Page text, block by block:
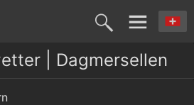
| Dagmersellen